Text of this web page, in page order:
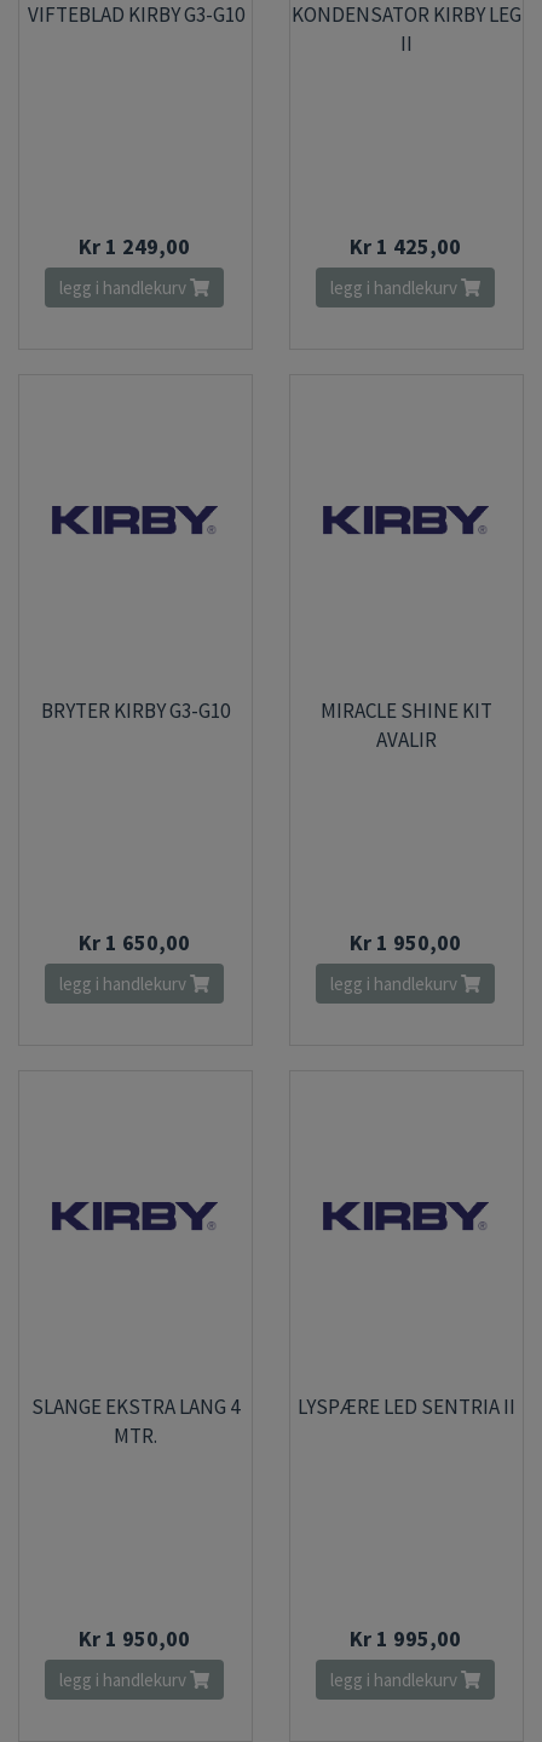
VIFTEBLAD KIRBY G3-G10
Kr 1 249,00
legg i handlekurv
KONDENSATOR KIRBY LEG
II
Kr 1 425,00
legg i handlekurv
BRYTER KIRBY G3-G10
Kr 1 650,00
legg i handlekurv
MIRACLE SHINE KIT
AVALIR
Kr 1 950,00
legg i handlekurv
SLANGE EKSTRA LANG 4
MTR.
Kr 1 950,00
legg i handlekurv
LYSPÆRE LED SENTRIA II
Kr 1 995,00
legg i handlekurv